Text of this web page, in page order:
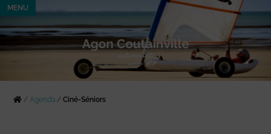
MENU
/Agenda /Ciné-Séniors